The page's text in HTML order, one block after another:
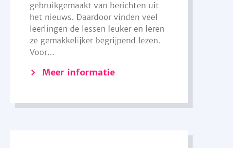
gebruikgemaakt van berichten uit
het nieuws. Daardoor vinden veel
leerlingen de lessen leuker en leren
ze gemakkelijker begrijpend lezen.
Voor...
Meer informatie